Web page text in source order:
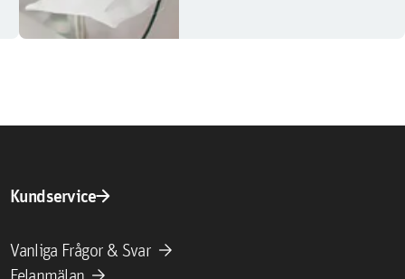
Kundservicearrow_forward
Vanliga Frågor & Svar arrow_forward